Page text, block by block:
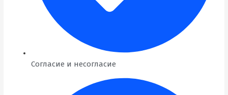
Согласие и несогласие